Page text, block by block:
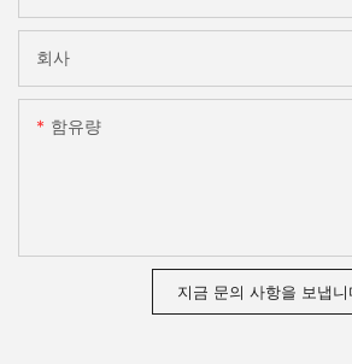
회사
함유량
지금 문의 사항을 보냅니